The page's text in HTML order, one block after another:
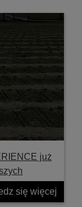
już
się więcej